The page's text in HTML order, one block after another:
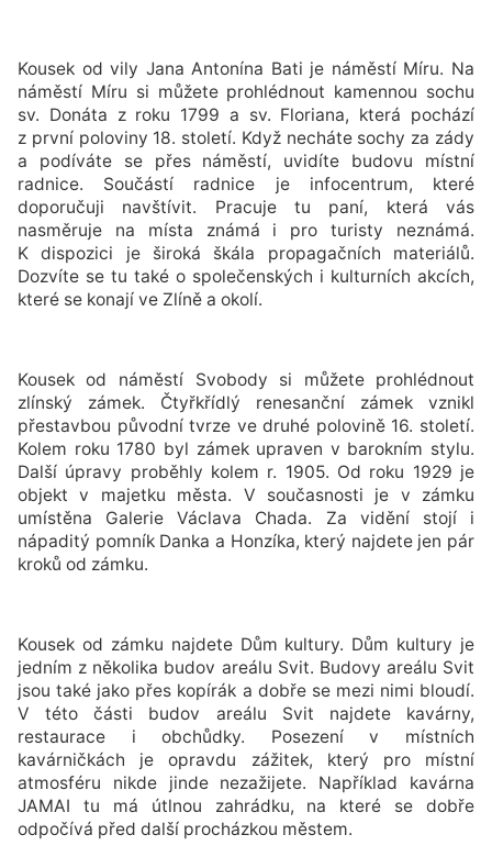
Kousek od vily Jana Antonína Bati je náměstí Míru. Na
náměstí Míru si můžete prohlédnout kamennou sochu
sv. Donáta z roku 1799 a sv. Floriana, která pochází
z první poloviny 18. století. Když necháte sochy za zády
a podíváte se přes náměstí, uvidíte budovu místní
radnice. Součástí radnice je infocentrum, které
doporučuji navštívit. Pracuje tu paní, která vás
nasměruje na místa známá i pro turisty neznámá.
K dispozici je široká škála propagačních materiálů.
Dozvíte se tu také o společenských i kulturních akcích,
které se konají ve Zlíně a okolí.
Kousek od náměstí Svobody si můžete prohlédnout
zlínský zámek. Čtyřkřídlý renesanční zámek vznikl
přestavbou původní tvrze ve druhé polovině 16. století.
Kolem roku 1780 byl zámek upraven v barokním stylu.
Další úpravy proběhly kolem r. 1905. Od roku 1929 je
objekt v majetku města. V současnosti je v zámku
umístěna Galerie Václava Chada. Za vidění stojí i
nápaditý pomník Danka a Honzíka, který najdete jen pár
kroků od zámku.
Kousek od zámku najdete Dům kultury. Dům kultury je
jedním z několika budov areálu Svit. Budovy areálu Svit
jsou také jako přes kopírák a dobře se mezi nimi bloudí.
V této části budov areálu Svit najdete kavárny,
restaurace i obchůdky. Posezení v místních
kavárničkách je opravdu zážitek, který pro místní
atmosféru nikde jinde nezažijete. Například kavárna
JAMAI tu má útlnou zahrádku, na které se dobře
odpočívá před další procházkou městem.